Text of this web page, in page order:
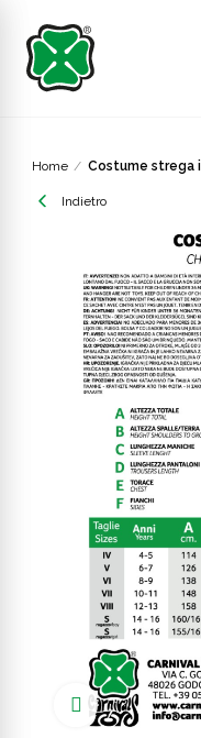
Home Costume strega
Indietro
Click to